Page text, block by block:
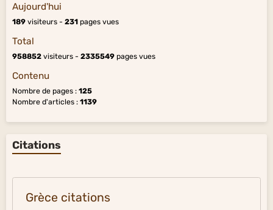
Aujourd'hui
189 visiteurs - 231 pages vues
Total
958852 visiteurs - 2335549 pages vues
Contenu
Nombre de pages : 125
Nombre d'articles : 1139
Citations
Grèce citations